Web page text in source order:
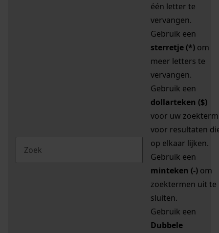
één letter te
vervangen.
Gebruik een
sterretje (*) om
meer letters te
vervangen.
Gebruik een
dollarteken ($)
voor uw zoekterm
voor resultaten
op elkaar lijken.
Gebruik een
minteken (-) om
zoektermen uit te
sluiten.
Gebruik een
Dubbele